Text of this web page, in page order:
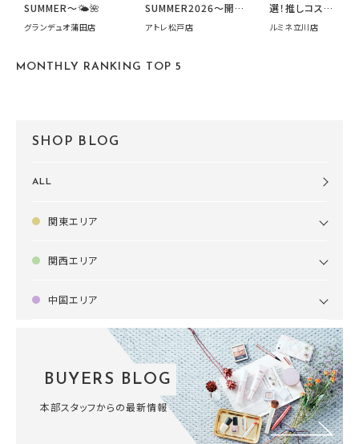
SUMMER〜🌤️🌺
グランデュオ蒲田店
SUMMER2026～開催
中です！
アトレ松戸店
選！推しコス
summer2026開催
ルミネ立川店
MONTHLY RANKING TOP 5
SHOP BLOG
ALL
関東エリア
関西エリア
中国エリア
BUYERS BLOG
本部スタッフからの最新情報